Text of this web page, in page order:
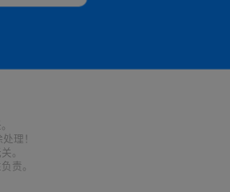
理！
。
责。